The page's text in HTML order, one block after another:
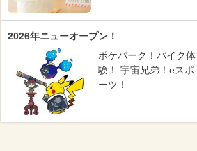
2026年ニューオープン！
ポケパーク！バイク体
験！ 宇宙兄弟！eスポ
ーツ！